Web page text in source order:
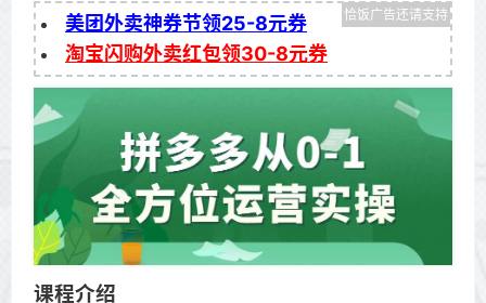
美团外卖神券节领25-8元券
淘宝闪购外卖红包领30-8元券
课程介绍